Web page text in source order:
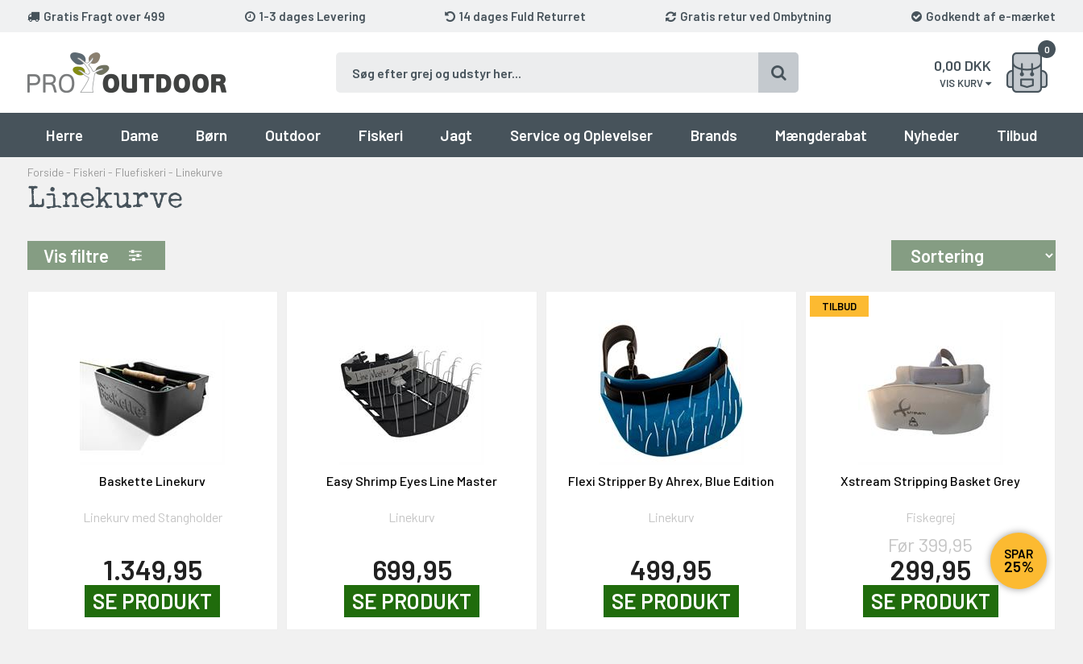
Gratis Fragt over 499 1-3 dages Levering 14 dages Fuld Returret Gratis retur ved Ombytning Godkendt af e-mærket
0
0,00 DKK
VIS KURV
Herre Dame Børn Outdoor Fiskeri Jagt Service og Oplevelser Brands Mængderabat Nyheder Tilbud
Forside- Fiskeri - Fluefiskeri - Linekurve
Linekurve
Vis filtre
Baskette Linekurv
Linekurv med Stangholder
1.349,95
SE PRODUKT
Easy Shrimp Eyes Line Master
Linekurv
699,95
SE PRODUKT
Flexi Stripper By Ahrex, Blue Edition
Linekurv
499,95
SE PRODUKT
TILBUD
SPAR
25%
Xstream Stripping Basket Grey
Fiskegrej
Før 399,95
299,95
SE PRODUKT